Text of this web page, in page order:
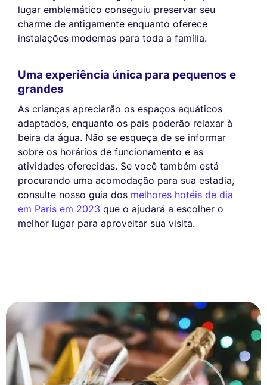
lugar emblemático conseguiu preservar seu
charme de antigamente enquanto oferece
instalações modernas para toda a família.
Uma experiência única para pequenos e
grandes
As crianças apreciarão os espaços aquáticos
adaptados, enquanto os pais poderão relaxar à
beira da água. Não se esqueça de se informar
sobre os horários de funcionamento e as
atividades oferecidas. Se você também está
procurando uma acomodação para sua estadia,
consulte nosso guia dos melhores hotéis de dia
em Paris em 2023 que o ajudará a escolher o
melhor lugar para aproveitar sua visita.